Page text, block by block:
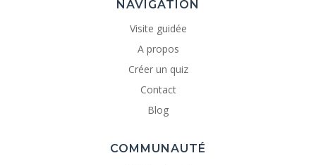
NAVIGATION
Visite guidée
A propos
Créer un quiz
Contact
Blog
COMMUNAUTÉ